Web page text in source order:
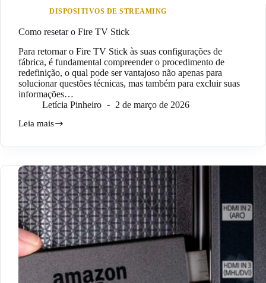
DISPOSITIVOS DE STREAMING
Como resetar o Fire TV Stick
Para retornar o Fire TV Stick às suas configurações de
fábrica, é fundamental compreender o procedimento de
redefinição, o qual pode ser vantajoso não apenas para
solucionar questões técnicas, mas também para excluir suas
informações…
Letícia Pinheiro
2 de março de 2026
Leia mais
Como
o
TV
Stick